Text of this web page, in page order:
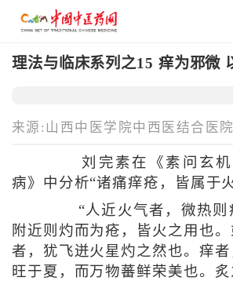
理法与临床系列之15 痒为邪微
来源:山西中医学院中西医结合医院
刘完素在《素问玄机
病》中分析“诸痛痒疮，皆属于火
“人近火气者，微热则
附近则灼而为疮，皆火之用也。
者，犹飞迸火星灼之然也。痒
旺于夏，而万物蕃鲜荣美也。